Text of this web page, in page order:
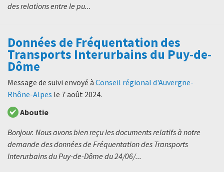
des relations entre le pu...
Données de Fréquentation des
Transports Interurbains du Puy-de-
Dôme
Message de suivi envoyé à Conseil régional d'Auvergne-
Rhône-Alpes le 7 août 2024.
Aboutie
Bonjour. Nous avons bien reçu les documents relatifs à notre
demande des données de Fréquentation des Transports
Interurbains du Puy-de-Dôme du 24/06/...